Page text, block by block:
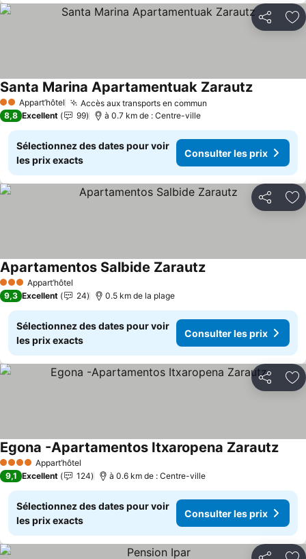
Partager
2 ÉtoilesAppart’hôtel Accès aux transports en commun
Santa Marina Apartamentuak ZarautzConsulter
8,8 Excellent 99 à 0.7 km de : Centre-ville
Sélectionnez des dates pour voir
les prix exacts
Consulter les prix
Partager
3 ÉtoilesAppart’hôtel
Apartamentos Salbide ZarautzConsulter les prix
9,3 Excellent 24 0.5 km de la plage
Sélectionnez des dates pour voir
les prix exacts
Consulter les prix
Partager
4 Étoiles Appart’hôtel
Egona -Apartamentos Itxaropena Zarautz
9,1 Excellent 124 à 0.6 km de : Centre-ville
Sélectionnez des dates pour voir
les prix exacts
Consulter les prix